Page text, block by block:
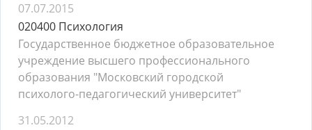
07.07.2015
020400 Психология
Государственное бюджетное образовательное
учреждение высшего профессионального
образования "Московский городской
психолого-педагогический университет"
31.05.2012